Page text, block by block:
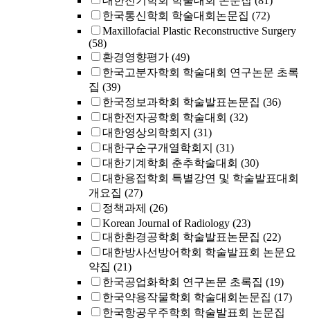
한국통신학회 학술대회논문집 (72)
Maxillofacial Plastic Reconstructive Surgery
(58)
환경영향평가 (49)
한국고분자학회 학술대회 연구논문 초록
집 (39)
한국정보과학회 학술발표논문집 (36)
대한전자공학회 학술대회 (32)
대한영상의학회지 (31)
대한구순구개열학회지 (31)
대한기계학회 춘추학술대회 (30)
대한용접학회 특별강연 및 학술발표대회
개요집 (27)
정책과제 (26)
Korean Journal of Radiology (23)
대한환경공학회 학술발표논문집 (22)
대한방사선방어학회 학술발표회 논문요
약집 (21)
한국공업화학회 연구논문 초록집 (19)
한국약용작물학회 학술대회논문집 (17)
한국항공우주학회 학술발표회 논문집